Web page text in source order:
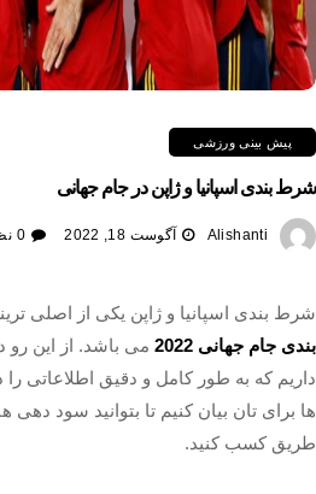
پیش بینی ورزشی
شرط بندی اسپانیا و ژاپن در جام جهانی
Alishanti آگوست 18, 2022 0 نظر
شرط بندی اسپانیا و ژاپن یکی از اصلی
بندی جام جهانی 2022
می باشد. از این رو
داریم که به طور کامل و دقیق اطلاعاتی را
ها برای تان بیان کنیم تا بتوانید سود دهی
طریق کسب کنید.